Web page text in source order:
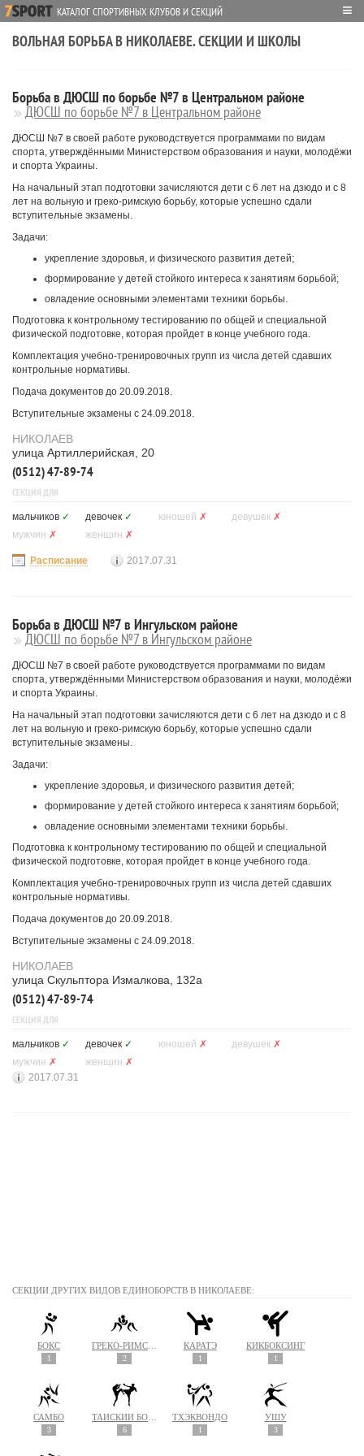
КАТАЛОГ СПОРТИВНЫХ КЛУБОВ И СЕКЦИЙ ≡
ВОЛЬНАЯ БОРЬБА В НИКОЛАЕВЕ. СЕКЦИИ И ШКОЛЫ
Борьба в ДЮСШ по борьбе №7 в Центральном районе
ДЮСШ по борьбе №7 в Центральном районе
ДЮСШ №7 в своей работе руководствуется программами по видам
спорта, утверждёнными Министерством образования и науки, молодёжи
и спорта Украины.
На начальный этап подготовки зачисляются дети с 6 лет на дзюдо и с 8
лет на вольную и греко-римскую борьбу, которые успешно сдали
вступительные экзамены.
Задачи:
укрепление здоровья, и физического развития детей;
формирование у детей стойкого интереса к занятиям борьбой;
овладение основными элементами техники борьбы.
Подготовка к контрольному тестированию по общей и специальной
физической подготовке, которая пройдет в конце учебного года.
Комплектация учебно-тренировочных групп из числа детей сдавших
контрольные нормативы.
Подача документов до 20.09.2018.
Вступительные экзамены с 24.09.2018.
НИКОЛАЕВ
улица Артиллерийская, 20
(0512) 47-89-74
СЕКЦИЯ ДЛЯ
мальчиков ✓ девочек ✓ юношей ✗ девушек ✗
мужчин ✗ женщин ✗
Расписание 2017.07.31
Борьба в ДЮСШ №7 в Ингульском районе
ДЮСШ по борьбе №7 в Ингульском районе
ДЮСШ №7 в своей работе руководствуется программами по видам
спорта, утверждёнными Министерством образования и науки, молодёжи
и спорта Украины.
На начальный этап подготовки зачисляются дети с 6 лет на дзюдо и с 8
лет на вольную и греко-римскую борьбу, которые успешно сдали
вступительные экзамены.
Задачи:
укрепление здоровья, и физического развития детей;
формирование у детей стойкого интереса к занятиям борьбой;
овладение основными элементами техники борьбы.
Подготовка к контрольному тестированию по общей и специальной
физической подготовке, которая пройдет в конце учебного года.
Комплектация учебно-тренировочных групп из числа детей сдавших
контрольные нормативы.
Подача документов до 20.09.2018.
Вступительные экзамены с 24.09.2018.
НИКОЛАЕВ
улица Скульптора Измалкова, 132а
(0512) 47-89-74
СЕКЦИЯ ДЛЯ
мальчиков ✓ девочек ✓ юношей ✗ девушек ✗
мужчин ✗ женщин ✗
2017.07.31
СЕКЦИИ ДРУГИХ ВИДОВ ЕДИНОБОРСТВ В НИКОЛАЕВЕ:
БОКС
1 2
КАРАТЭ
1
КИКБОКСИНГ
1
САМБО
3 6
ТХЭКВОНДО
1
УШУ
3